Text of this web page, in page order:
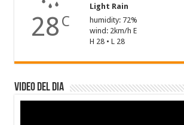
28 C
Light Rain
humidity: 72%
wind: 2km/h E
H 28 • L 28
Video del dia